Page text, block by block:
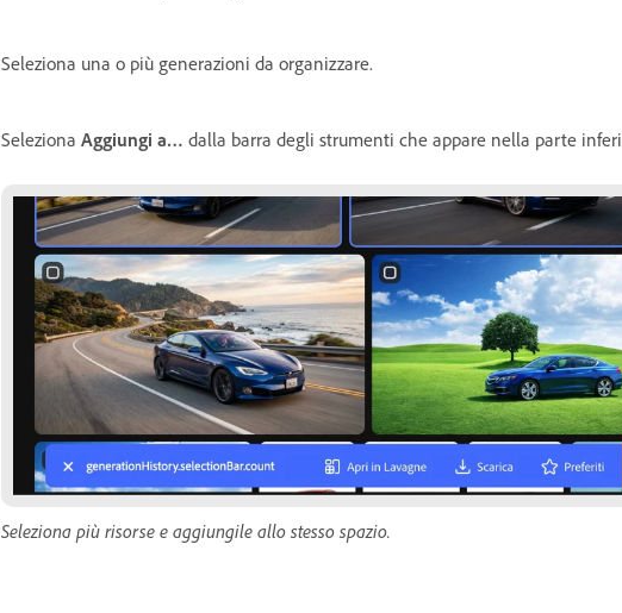
Seleziona una o più generazioni da organizzare.
Seleziona Aggiungi a… dalla barra degli strumenti che appare nella parte
Seleziona più risorse e aggiungile allo stesso spazio.